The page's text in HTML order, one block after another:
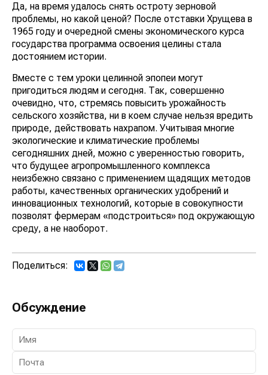
Да, на время удалось снять остроту зерновой
проблемы, но какой ценой? После отставки Хрущева в
1965 году и очередной смены экономического курса
государства программа освоения целины стала
достоянием истории.
Вместе с тем уроки целинной эпопеи могут
пригодиться людям и сегодня. Так, совершенно
очевидно, что, стремясь повысить урожайность
сельского хозяйства, ни в коем случае нельзя вредить
природе, действовать нахрапом. Учитывая многие
экологические и климатические проблемы
сегодняшних дней, можно с уверенностью говорить,
что будущее агропромышленного комплекса
неизбежно связано с применением щадящих методов
работы, качественных органических удобрений и
инновационных технологий, которые в совокупности
позволят фермерам «подстроиться» под окружающую
среду, а не наоборот.
Поделиться:
Обсуждение